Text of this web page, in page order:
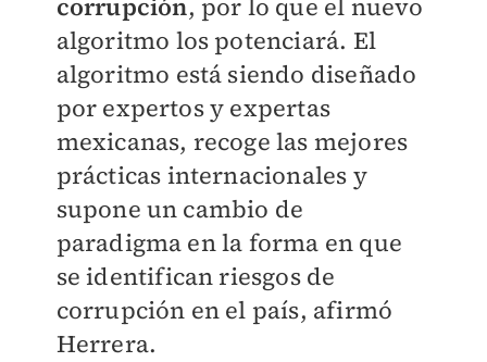
corrupción, por lo que el nuevo
algoritmo los potenciará. El
algoritmo está siendo diseñado
por expertos y expertas
mexicanas, recoge las mejores
prácticas internacionales y
supone un cambio de
paradigma en la forma en que
se identifican riesgos de
corrupción en el país, afirmó
Herrera.